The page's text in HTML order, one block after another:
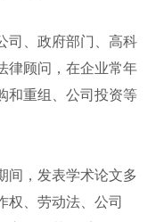
司、政府部门、高科
律顾问，在企业常年
和重组、公司投资等
间，发表学术论文多
权、劳动法、公司